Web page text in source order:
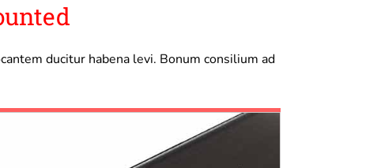
ducitur habena levi. Bonum consilium ad